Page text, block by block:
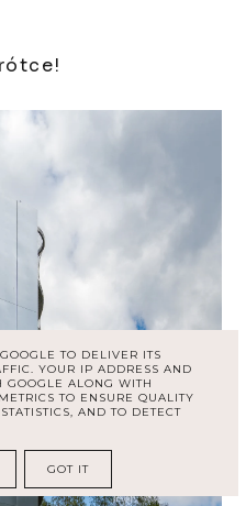
TO DELIVER ITS
YOUR IP ADDRESS AND
GOOGLE ALONG WITH
TO ENSURE QUALITY
AND TO DETECT
GOT IT